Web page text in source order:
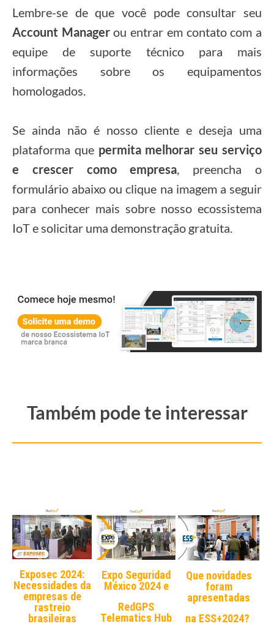
Lembre-se de que você pode consultar seu
Account Managerou entrar em contato com a
equipe de suporte técnico para mais
informações sobre os equipamentos
homologados.
Se ainda não é nosso cliente e deseja uma
plataforma que permita melhorar seu serviço
e crescer como empresa, preencha o
formulário abaixo ou clique na imagem a seguir
para conhecer mais sobre nosso ecossistema
IoT e solicitar uma demonstração gratuita.
Também pode te interessar
Exposec 2024:
Necessidades da
empresas de
rastreio
brasileiras
Expo Seguridad
México 2024 e
RedGPS
Telematics Hub
Que novidades
foram
apresentadas
na ESS+2024?